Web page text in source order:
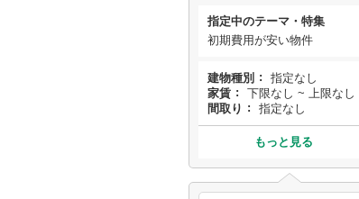
指定中のテーマ・特集
初期費用が安い物件
建物種別
指定なし
家賃
下限なし ~ 上限なし
間取り
指定なし
もっと見る